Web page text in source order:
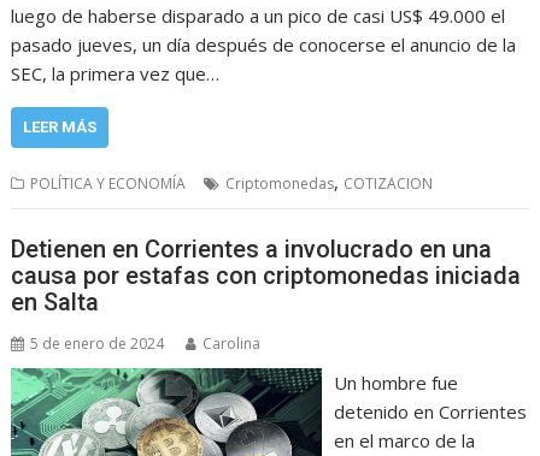
luego de haberse disparado a un pico de casi US$ 49.000 el
pasado jueves, un día después de conocerse el anuncio de la
SEC, la primera vez que…
LEER MÁS
POLÍTICA Y ECONOMÍA Criptomonedas, COTIZACION
Detienen en Corrientes a involucrado en una
causa por estafas con criptomonedas iniciada
en Salta
5 de enero de 2024 Carolina
Un hombre fue
detenido en Corrientes
en el marco de la